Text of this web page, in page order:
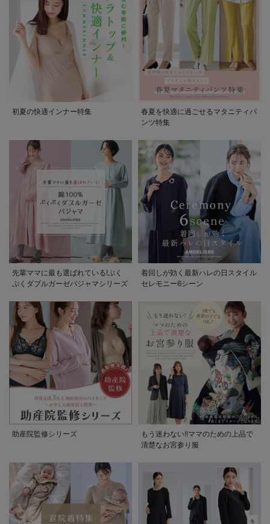
初夏の快適インナー特集
春夏を快適に過ごせるマタニティパ
ンツ特集
先輩ママに最も選ばれている!ぷく
ぷくダブルガーゼパジャマシリーズ
着回しが効く最新ハレの日スタイル
セレモニー6シーン
助産院監修シリーズ
もう迷わない!!ママのための上品で
清楚なお宮参り服